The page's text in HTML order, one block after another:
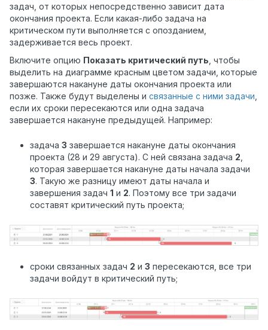
задач, от которых непосредственно зависит дата
окончания проекта. Если какая-либо задача на
критическом пути выполняется с опозданием,
задерживается весь проект.
Включите опцию Показать критический путь , чтобы
выделить на диаграмме красным цветом задачи, которые
завершаются накануне даты окончания проекта или
позже. Также будут выделены и связанные с ними задачи
если их сроки пересекаются или одна задача
завершается накануне предыдущей. Например:
задача 3 завершается накануне даты окончания
проекта (28 и 29 августа). С ней связана задача 2
которая завершается накануне даты начала задачи
3. Такую же разницу имеют даты начала и
завершения задач 1 и 2. Поэтому все три задачи
составят критический путь проекта;
сроки связанных задач 2 и 3 пересекаются, все три
задачи войдут в критический путь;